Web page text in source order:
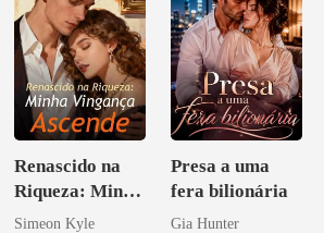
Renascido na
Riqueza: Minha
Vingança
Simeon Kyle
Presa a uma
fera bilionária
Gia Hunter